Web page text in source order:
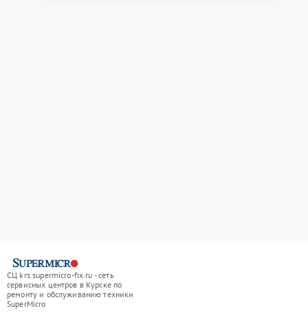
СЦ krs.supermicro-fix.ru - сеть
сервисных центров в Курске по
ремонту и обслуживанию техники
SuperMicro